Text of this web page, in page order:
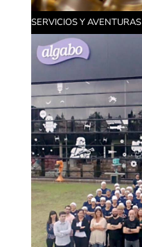
SERVICIOS Y AVENTURAS